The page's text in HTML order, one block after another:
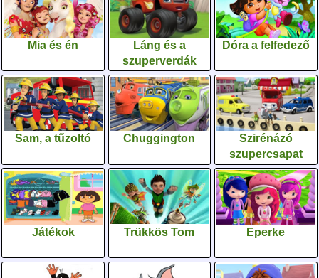
Mia és én
Láng és a
szuperverdák
Dóra a felfedező
Sam, a tűzoltó Chuggington
Szirénázó
szupercsapat
Játékok Trükkös Tom Eperke